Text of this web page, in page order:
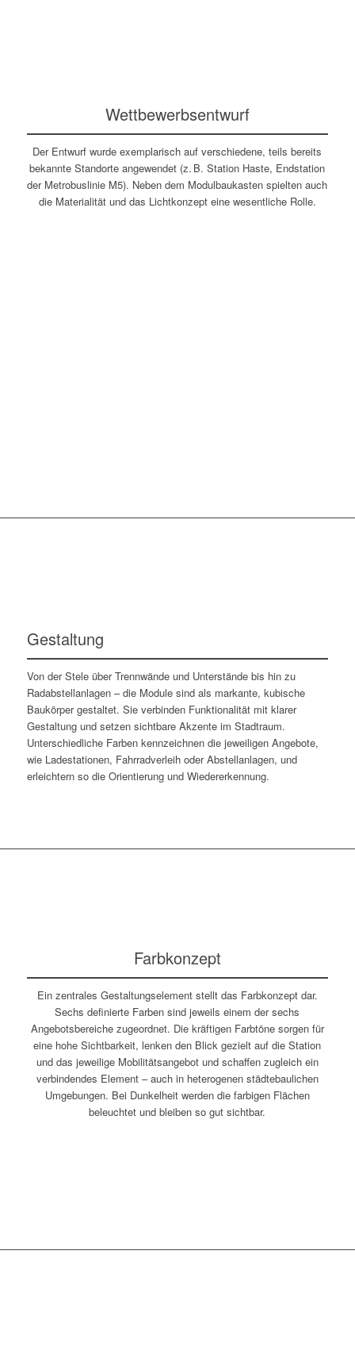
Wettbewerbsentwurf
Der Entwurf wurde exemplarisch auf verschiedene, teils bereits
bekannte Standorte angewendet (z. B. Station Haste, Endstation
der Metrobuslinie M5). Neben dem Modulbaukasten spielten auch
die Materialität und das Lichtkonzept eine wesentliche Rolle.
Gestaltung
Von der Stele über Trennwände und Unterstände bis hin zu
Radabstellanlagen – die Module sind als markante, kubische
Baukörper gestaltet. Sie verbinden Funktionalität mit klarer
Gestaltung und setzen sichtbare Akzente im Stadtraum.
Unterschiedliche Farben kennzeichnen die jeweiligen Angebote,
wie Ladestationen, Fahrradverleih oder Abstellanlagen, und
erleichtern so die Orientierung und Wiedererkennung.
Farbkonzept
Ein zentrales Gestaltungselement stellt das Farbkonzept dar.
Sechs definierte Farben sind jeweils einem der sechs
Angebotsbereiche zugeordnet. Die kräftigen Farbtöne sorgen für
eine hohe Sichtbarkeit, lenken den Blick gezielt auf die Station
und das jeweilige Mobilitätsangebot und schaffen zugleich ein
verbindendes Element – auch in heterogenen städtebaulichen
Umgebungen. Bei Dunkelheit werden die farbigen Flächen
beleuchtet und bleiben so gut sichtbar.